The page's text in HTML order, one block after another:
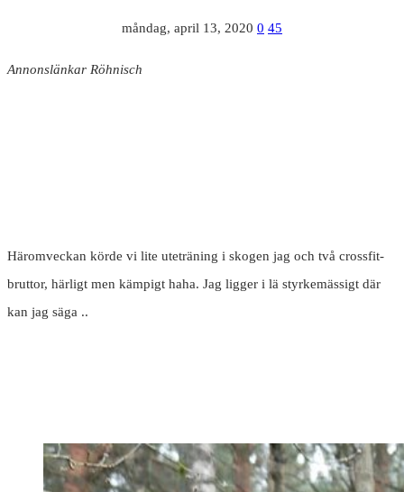
måndag, april 13, 2020 0 45
Annonslänkar Röhnisch
Häromveckan körde vi lite uteträning i skogen jag och två crossfit-
bruttor, härligt men kämpigt haha. Jag ligger i lä styrkemässigt där
kan jag säga ..